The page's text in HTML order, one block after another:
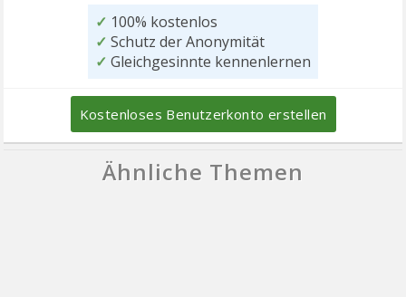
✓ 100% kostenlos
✓ Schutz der Anonymität
✓ Gleichgesinnte kennenlernen
Kostenloses Benutzerkonto erstellen
Ähnliche Themen